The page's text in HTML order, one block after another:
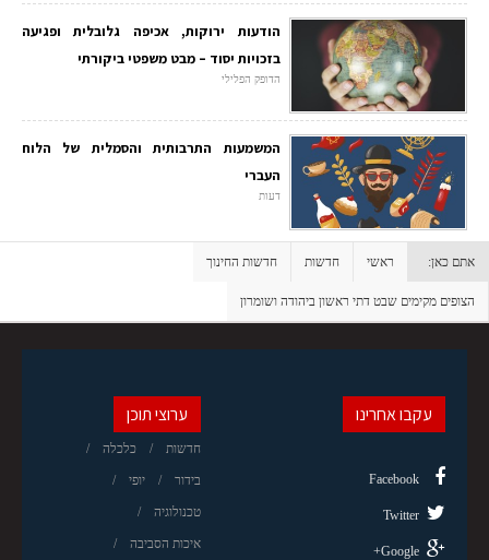
הודעות ירוקות, אכיפה גלובלית ופגיעה
בזכויות יסוד – מבט משפטי ביקורתי
הדופק הפלילי
המשמעות התרבותית והסמלית של הלוח
העברי
דעות
אתם כאן: ראשי חדשות חדשות החינוך
הצופים מקימים שבט דתי ראשון ביהודה ושומרון
ערוצי תוכן
חדשות כלכלה
בידור יופי
טכנולוגיה
איכות הסביבה
עקבו אחרינו
Facebook
Twitter
Google+